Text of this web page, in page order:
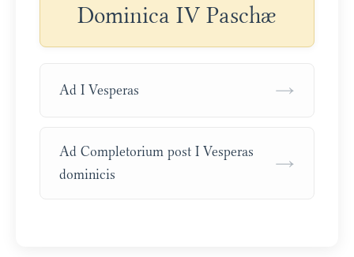
Dominica IV Paschæ
Ad I Vesperas →
Ad Completorium post I Vesperas
dominicis
→